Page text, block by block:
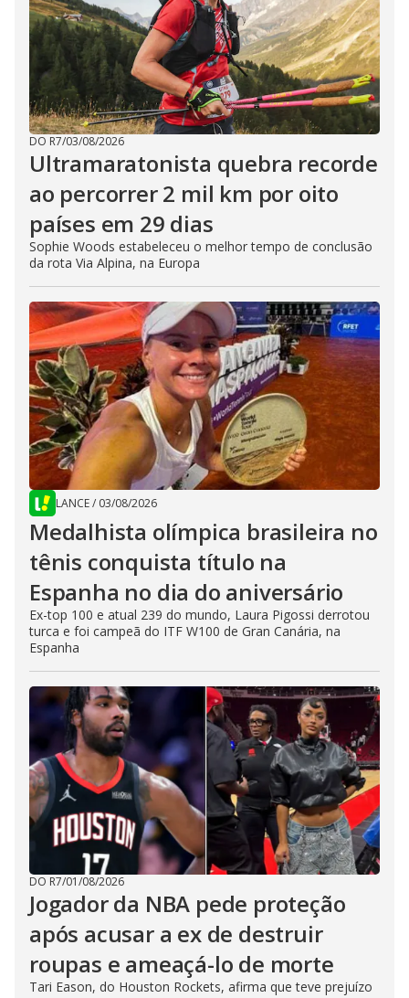
DO R7/03/08/2026
Ultramaratonista quebra recorde
ao percorrer 2 mil km por oito
países em 29 dias
Sophie Woods estabeleceu o melhor tempo de conclusão
da rota Via Alpina, na Europa
LANCE/ 03/08/2026
Medalhista olímpica brasileira no
tênis conquista título na
Espanha no dia do aniversário
Ex-top 100 e atual 239 do mundo, Laura Pigossi derrotou
turca e foi campeã do ITF W100 de Gran Canária, na
Espanha
DO R7/01/08/2026
Jogador da NBA pede proteção
após acusar a ex de destruir
roupas e ameaçá-lo de morte
Tari Eason, do Houston Rockets, afirma que teve prejuízo